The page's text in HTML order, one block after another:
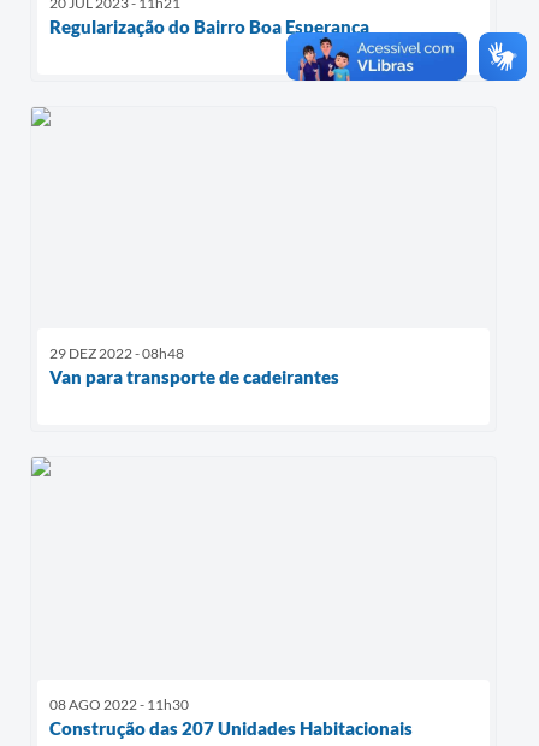
Regularização do Bairro Boa Esperança
29 DEZ 2022 - 08h48
Van para transporte de cadeirantes
08 AGO 2022 - 11h30
Construção das 207 Unidades Habitacionais